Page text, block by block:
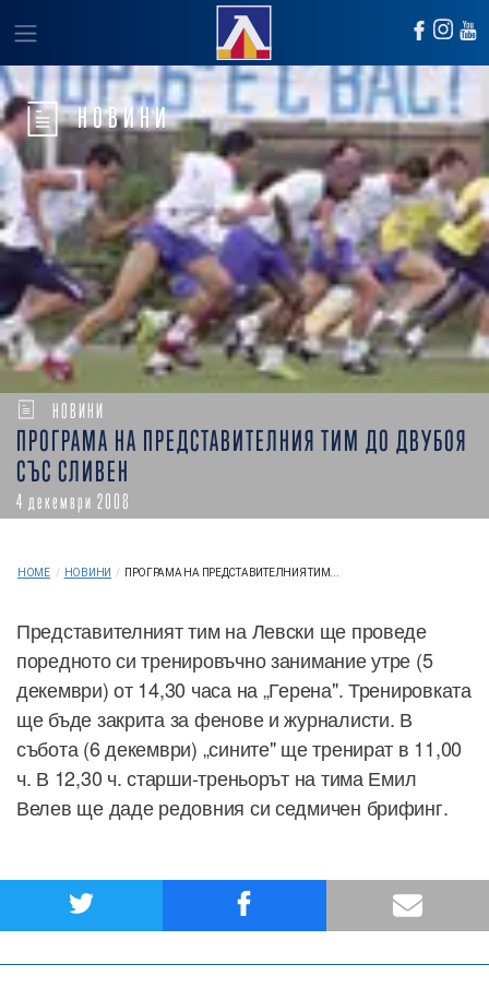
НОВИНИ
НОВИНИ
ПРОГРАМА НА ПРЕДСТАВИТЕЛНИЯ ТИМ ДО ДВУБОЯ
СЪС СЛИВЕН
4 декември 2008
HOME / НОВИНИ / ПРОГРАМА НА ПРЕДСТАВИТЕЛНИЯ ТИМ...
Представителният тим на Левски ще проведе
поредното си тренировъчно занимание утре (5
декември) от 14,30 часа на „Герена". Тренировката
ще бъде закрита за фенове и журналисти. В
събота (6 декември) „сините" ще тренират в 11,00
ч. В 12,30 ч. старши-треньорът на тима Емил
Велев ще даде редовния си седмичен брифинг.